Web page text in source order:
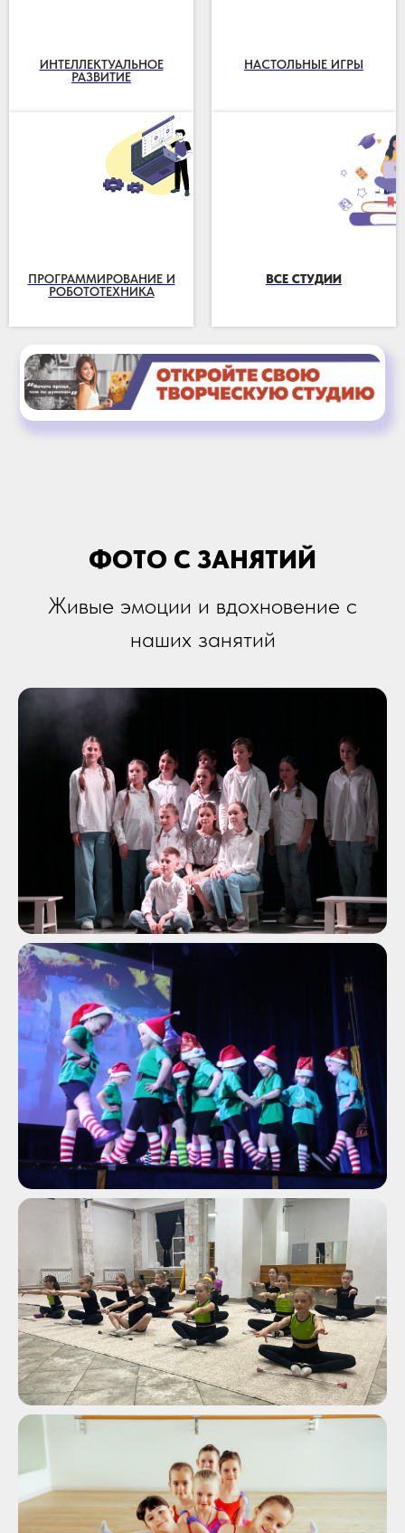
ИНТЕЛЛЕКТУАЛЬНОЕ
РАЗВИТИЕ
НАСТОЛЬНЫЕ ИГРЫ
ПРОГРАММИРОВАНИЕ И
РОБОТОТЕХНИКА
ВСЕ СТУДИИ
ФОТО С ЗАНЯТИЙ
Живые эмоции и вдохновение с
наших занятий